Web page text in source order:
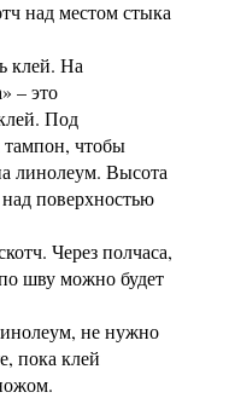
над местом стыка
клей. На
– это
Под
тампон, чтобы
линолеум. Высота
поверхностью
Через полчаса,
шву можно будет
не нужно
пока клей